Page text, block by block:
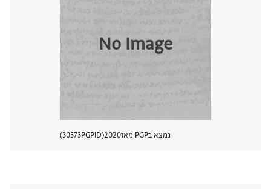
No Image
נמצא בPGP מאז 2020
PGPID
30373